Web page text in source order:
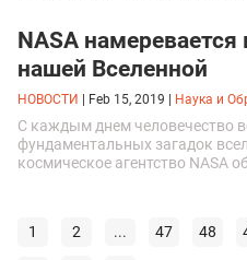
NASA
нашей Вселенной
НОВОСТИ Feb 15, 2019 Наука и
С каждым днем человечество
фундаментальных загадок
космическое агентство NASA
1
2 ... 47 48